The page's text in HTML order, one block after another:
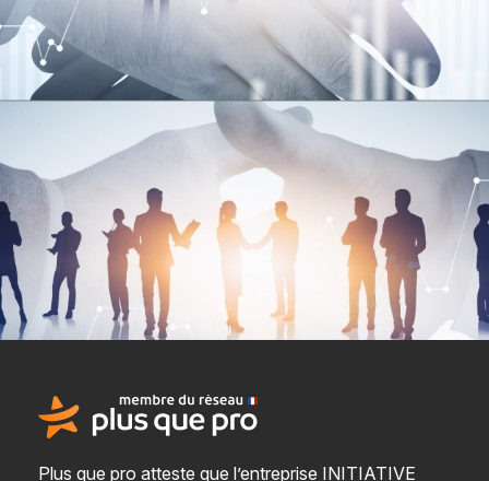
Plus que pro atteste que l’entreprise INITIATIVE